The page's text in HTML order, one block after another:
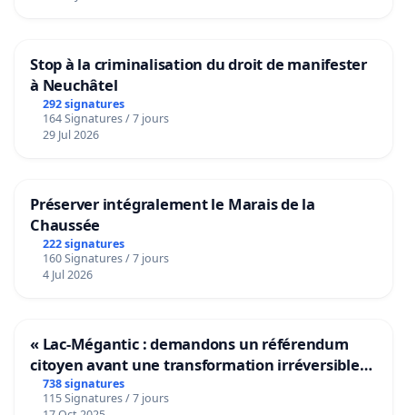
Stop à la criminalisation du droit de manifester
à Neuchâtel
292 signatures
164 Signatures / 7 jours
29 Jul 2026
Préserver intégralement le Marais de la
Chaussée
222 signatures
160 Signatures / 7 jours
4 Jul 2026
« Lac-Mégantic : demandons un référendum
citoyen avant une transformation irréversible
de notre territoire »
738 signatures
115 Signatures / 7 jours